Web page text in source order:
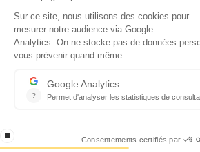
Copyright © 2026 - Tous droits réservés
Qui sommes-nous ?
Contact